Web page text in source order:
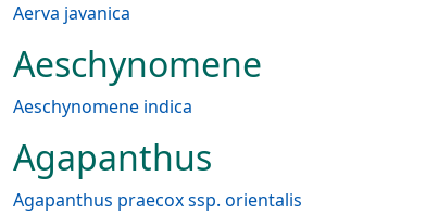
Aerva javanica
Aeschynomene
Aeschynomene indica
Agapanthus
Agapanthus praecox ssp. orientalis